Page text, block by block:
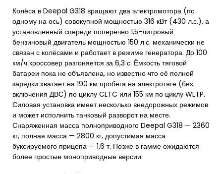
Колёса в Deepal G318 вращают два электромотора (по
одному на ось) совокупной мощностью 316 кВт (430 л.с.), а
установленный спереди поперечно 1,5-литровый
бензиновый двигатель мощностью 150 л.с. механически не
связан с колёсами и работает в режиме генератора. До 100
км/ч кроссовер разгоняется за 6,3 с. Ёмкость тяговой
батареи пока не объявлена, но известно что её полной
зарядки хватает на 190 км пробега на электротяге (без
включения ДВС) по циклу CLTC или 155 км по циклу WLTP.
Силовая установка имеет несколько внедорожных режимов
и может исполнить танковый разворот на месте.
Снаряженная масса полноприводного Deepal G318 — 2360
кг, полная масса — 2800 кг, допустимая масса
буксируемого прицепа — 1,6 т. Позже в гамме ожидаются
более простые моноприводные версии.